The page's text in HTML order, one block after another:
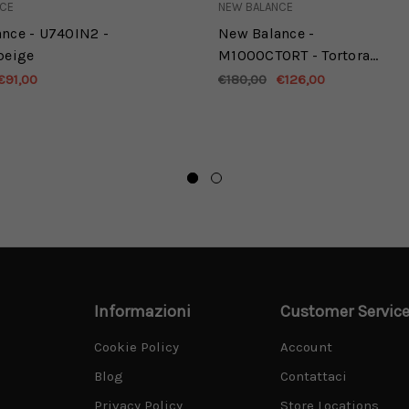
- U740IN2 -
NEW BALANCE
New Balance -
M1000CTORT - Tortora
panna
€180,00 €126,00
Informazioni
Cookie Policy
Blog
Privacy Policy
Customer Service
Account
Contattaci
Store Locations